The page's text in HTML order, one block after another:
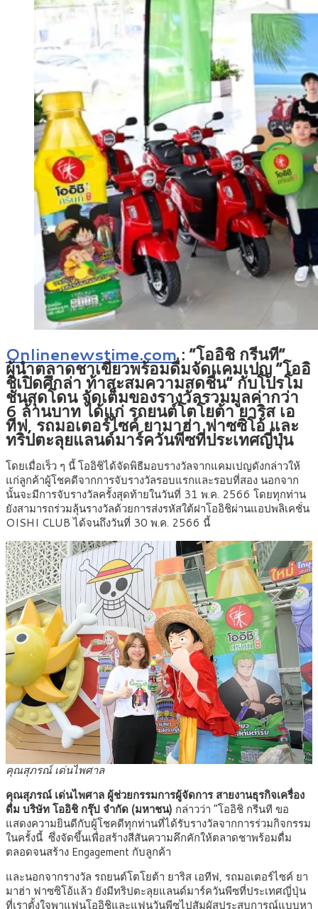
Onlinenewstime.com: “โออิชิ กรีนที”
ผู้นำตลาดชาเขียวพร้อมดื่มจัดแคมเปญ “โออิ
ชิเปิดศึกล่า ท้าสะสมความสดชื่น” กับโปรโม
ชั่นสุดโดน จัดเต็มของรางวัลรวมมูลค่ากว่า
6 ล้านบาท ได้แก่ รถยนต์โตโยต้า ยาริส เอ
ทีฟ, รถมอเตอร์ไซค์ ยามาฮ่า ฟาซซิโอ้ และ
ทริปตะลุยแลนด์มาร์ควันพีซที่ประเทศญี่ปุ่น
โดยเมื่อเร็ว ๆ นี้ โออิชิได้จัดพิธีมอบรางวัลจากแคมเปญดังกล่าวให้
แก่ลูกค้าผู้โชคดีจากการจับรางวัลรอบแรกและรอบที่สอง นอกจาก
นั้นจะมีการจับรางวัลครั้งสุดท้ายในวันที่ 31 พ.ค. 2566 โดยทุกท่าน
ยังสามารถร่วมลุ้นรางวัลด้วยการส่งรหัสใต้ฝาโออิชิผ่านแอปพลิเคชั่น
OISHI CLUB ได้จนถึงวันที่ 30 พ.ค. 2566 นี้
คุณสุภรณ์ เด่นไพศาล
คุณสุภรณ์ เด่นไพศาล ผู้ช่วยกรรมการผู้จัดการ สายงานธุรกิจเครื่อง
ดื่ม บริษัท โออิชิ กรุ๊ป จำกัด (มหาชน) กล่าวว่า “โออิชิ กรีนที ขอ
แสดงความยินดีกับผู้โชคดีทุกท่านที่ได้รับรางวัลจากการร่วมกิจกรรม
ในครั้งนี้ ซึ่งจัดขึ้นเพื่อสร้างสีสันความคึกคักให้ตลาดชาพร้อมดื่ม
ตลอดจนสร้าง Engagement กับลูกค้า
และนอกจากรางวัล รถยนต์โตโยต้า ยาริส เอทีฟ, รถมอเตอร์ไซค์ ยา
มาฮ่า ฟาซซิโอ้แล้ว ยังมีทริปตะลุยแลนด์มาร์ควันพีซที่ประเทศญี่ปุ่น
ที่เราตั้งใจพาแฟนโออิชิและแฟนวันพีซไปสัมผัสประสบการณ์แบบหา